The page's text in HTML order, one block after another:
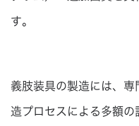
す。
義肢装具の製造には、
造プロセスによる多額